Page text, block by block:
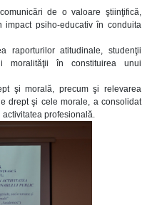
de o valoare ştiinţifică,
psiho-educativ în conduita
raporturilor atitudinale, studenţii
moralităţii în constituirea unui
şi morală, precum şi relevarea
drept şi cele morale, a consolidat
profesională.